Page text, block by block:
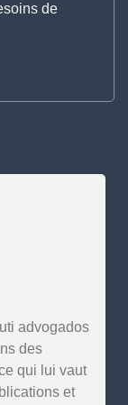
de
advogados
des
qui lui vaut
et